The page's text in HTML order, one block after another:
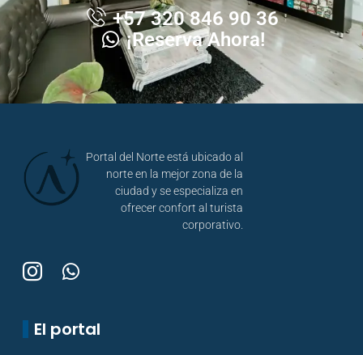
+57 320 846 90 36
¡Reserva Ahora!
Portal del Norte está ubicado al
norte en la mejor zona de la
ciudad y se especializa en
ofrecer confort al turista
corporativo.
El portal